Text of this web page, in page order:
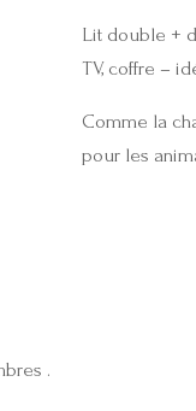
Lit double +
TV, coffre –
Comme la
pour les
.